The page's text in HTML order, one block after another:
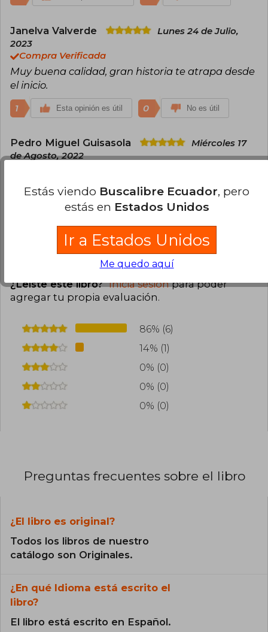
Janelva Valverde
Lunes 24 de Julio,
2023
Compra Verificada
Muy buena calidad, gran historia te atrapa desde
el inicio.
1 Esta opinión es útil 0 No es útil
Pedro Miguel Guisasola
Miércoles 17
de Agosto, 2022
Excelente libro,sumamente atrapante.El mismo
nivel que la serie "Reina Roja".
Cargar más opiniones del libro
¿Leíste este libro? Inicia sesiónpara poder
agregar tu propia evaluación.
86% (6)
14% (1)
0% (0)
0% (0)
0% (0)
Preguntas frecuentes sobre el libro
¿El libro es original?
Todos los libros de nuestro
catálogo son Originales.
¿En qué Idioma está escrito el
libro?
El libro está escrito en Español.
Estás viendo Buscalibre Ecuador, pero
estás en Estados Unidos
Ir a Estados Unidos
Me quedo aquí